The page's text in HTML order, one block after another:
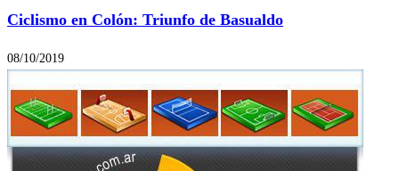
Ciclismo en Colón: Triunfo de Basualdo
08/10/2019